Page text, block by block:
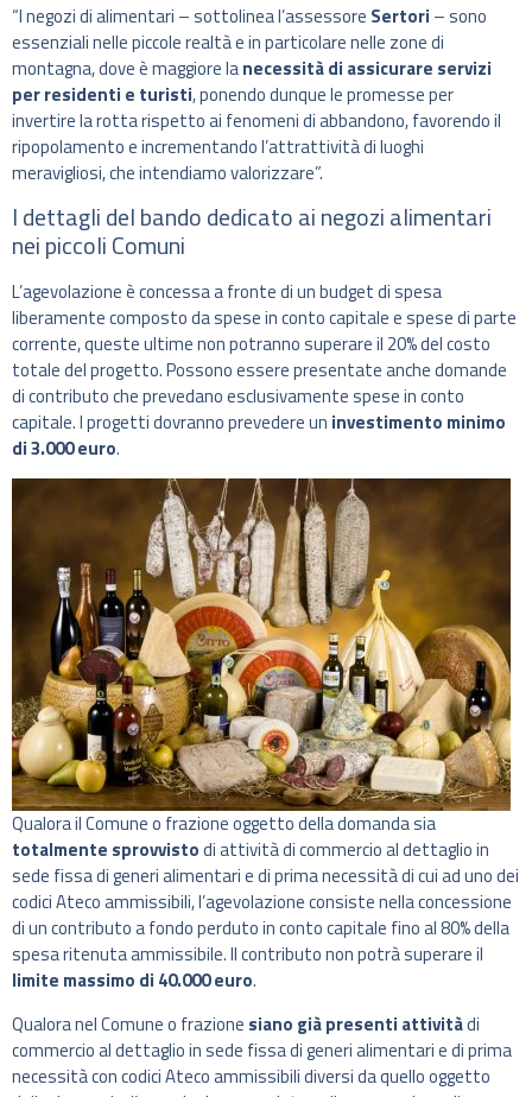
“I negozi di alimentari – sottolinea l’assessore Sertori – sono
essenziali nelle piccole realtà e in particolare nelle zone di
montagna, dove è maggiore lanecessità di assicurare servizi
per residenti e turisti, ponendo dunque le promesse per
invertire la rotta rispetto ai fenomeni di abbandono, favorendo il
ripopolamento e incrementando l’attrattività di luoghi
meravigliosi, che intendiamo valorizzare”.
I dettagli del bando dedicato ai negozi alimentari
nei piccoli Comuni
L’agevolazione è concessa a fronte di un budget di spesa
liberamente composto da spese in conto capitale e spese di parte
corrente, queste ultime non potranno superare il 20% del costo
totale del progetto. Possono essere presentate anche domande
di contributo che prevedano esclusivamente spese in conto
capitale. I progetti dovranno prevedere un investimento minimo
di 3.000 euro.
Qualora il Comune o frazione oggetto della domanda sia
totalmente sprovvistodi attività di commercio al dettaglio in
sede fissa di generi alimentari e di prima necessità di cui ad uno dei
codici Ateco ammissibili, l’agevolazione consiste nella concessione
di un contributo a fondo perduto in conto capitale fino al 80% della
spesa ritenuta ammissibile. Il contributo non potrà superare il
limite massimo di 40.000 euro.
Qualora nel Comune o frazione siano già presenti attivitàdi
commercio al dettaglio in sede fissa di generi alimentari e di prima
necessità con codici Ateco ammissibili diversi da quello oggetto